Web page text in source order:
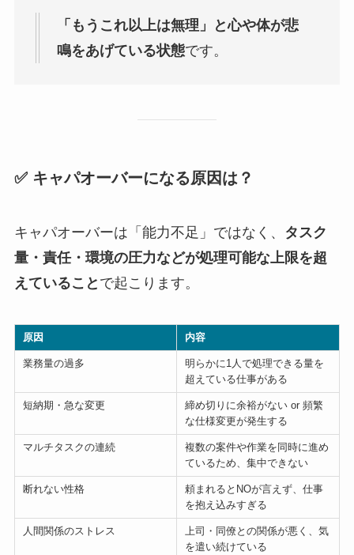
「もうこれ以上は無理」と心や体が悲
鳴をあげている状態です。
✅ キャパオーバーになる原因は？
キャパオーバーは「能力不足」ではなく、
タスク
量・責任・環境の圧力などが処理可能な上限を超
えていること で起こります。
原因 内容
業務量の過多
明らかに1人で処理できる量を
超えている仕事がある
短納期・急な変更
締め切りに余裕がない or 頻繁
な仕様変更が発生する
マルチタスクの連続
複数の案件や作業を同時に進め
ているため、集中できない
断れない性格
頼まれるとNOが言えず、仕事
を抱え込みすぎる
人間関係のストレス
上司・同僚との関係が悪く、気
を遣い続けている